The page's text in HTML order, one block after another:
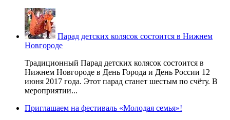
Парад детских колясок состоится в Нижнем
Новгороде
Традиционный Парад детских колясок состоится в
Нижнем Новгороде в День Города и День России 12
июня 2017 года. Этот парад станет шестым по счёту. В
мероприятии...
Приглашаем на фестиваль «Молодая семья»!